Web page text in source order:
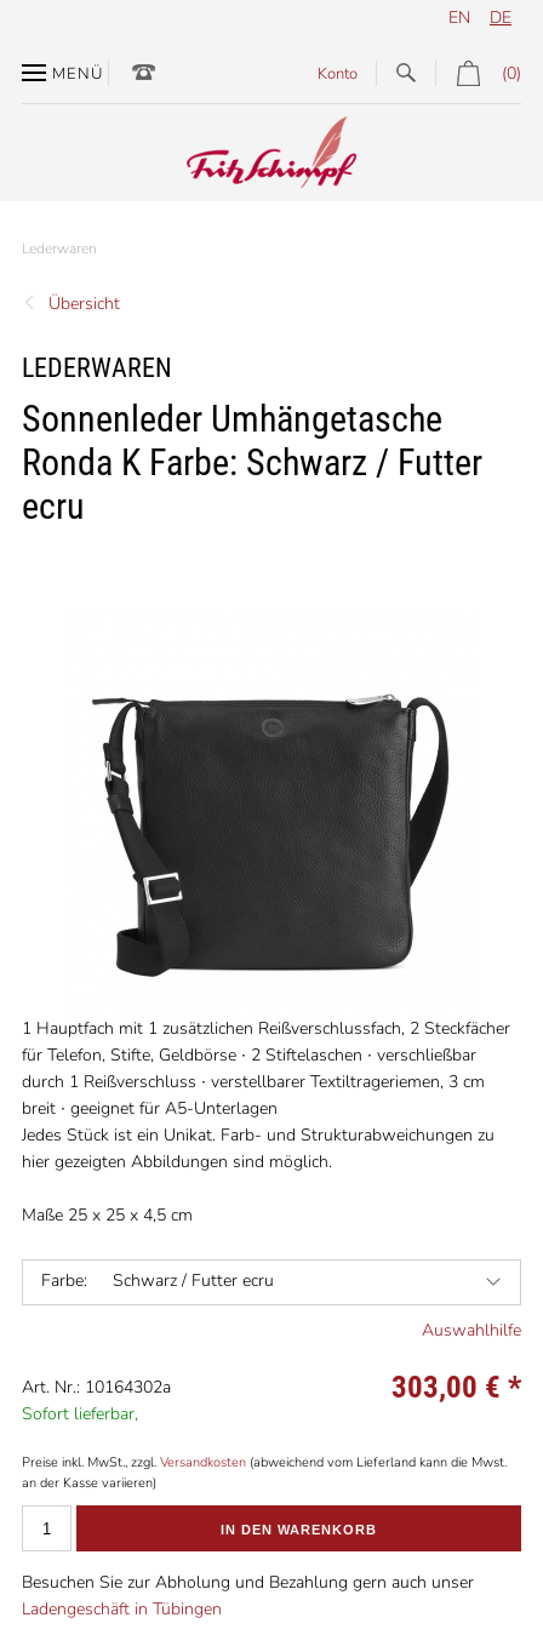
DE
EN
MENÜ (0)
Konto
Übersicht
Lederwaren
LEDERWAREN
Sonnenleder Umhängetasche
Ronda K Farbe: Schwarz / Futter
ecru
1 Hauptfach mit 1 zusätzlichen Reißverschlussfach, 2 Steckfächer
für Telefon, Stifte, Geldbörse ∙ 2 Stiftelaschen ∙ verschließbar
durch 1 Reißverschluss ∙ verstellbarer Textiltrageriemen, 3 cm
breit ∙ geeignet für A5-Unterlagen
Jedes Stück ist ein Unikat. Farb- und Strukturabweichungen zu
hier gezeigten Abbildungen sind möglich.
Maße 25 x 25 x 4,5 cm
Farbe: Schwarz / Futter ecru
Auswahlhilfe
Art. Nr.: 10164302a
Sofort lieferbar,
303,00 € *
Preise inkl. MwSt., zzgl. Versandkosten(abweichend vom Lieferland kann die Mwst.
an der Kasse variieren)
IN DEN WARENKORB
Besuchen Sie zur Abholung und Bezahlung gern auch unser
Ladengeschäft in Tübingen